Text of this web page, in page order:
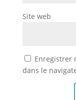
Site web
Enregistrer
dans le